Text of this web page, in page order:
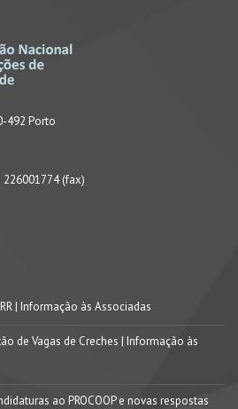
492 Porto
226001774 (fax)
| Informação às Associadas
de Vagas de Creches | Informação às
ao PROCOOP e novas respostas